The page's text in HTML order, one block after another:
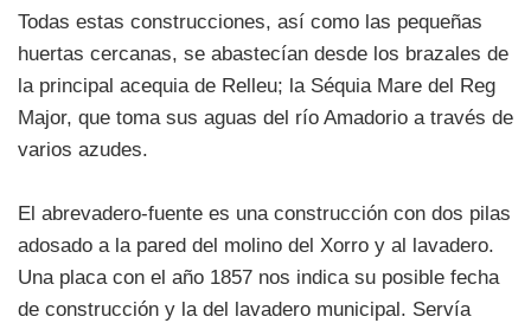
Todas estas construcciones, así como las pequeñas
huertas cercanas, se abastecían desde los brazales de
la principal acequia de Relleu; la Séquia Mare del Reg
Major, que toma sus aguas del río Amadorio a través de
varios azudes.
El abrevadero-fuente es una construcción con dos pilas
adosado a la pared del molino del Xorro y al lavadero.
Una placa con el año 1857 nos indica su posible fecha
de construcción y la del lavadero municipal. Servía